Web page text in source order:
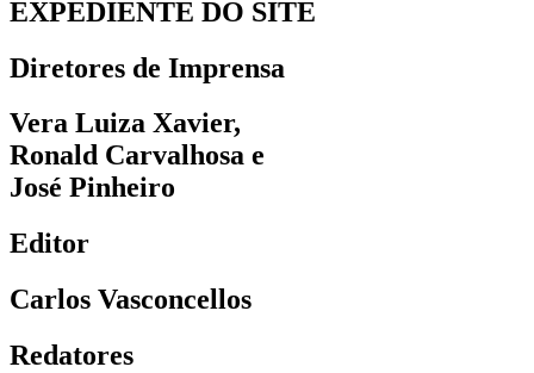
EXPEDIENTE DO SITE
Diretores de Imprensa
Vera Luiza Xavier,
Ronald Carvalhosa e
José Pinheiro
Editor
Carlos Vasconcellos
Redatores